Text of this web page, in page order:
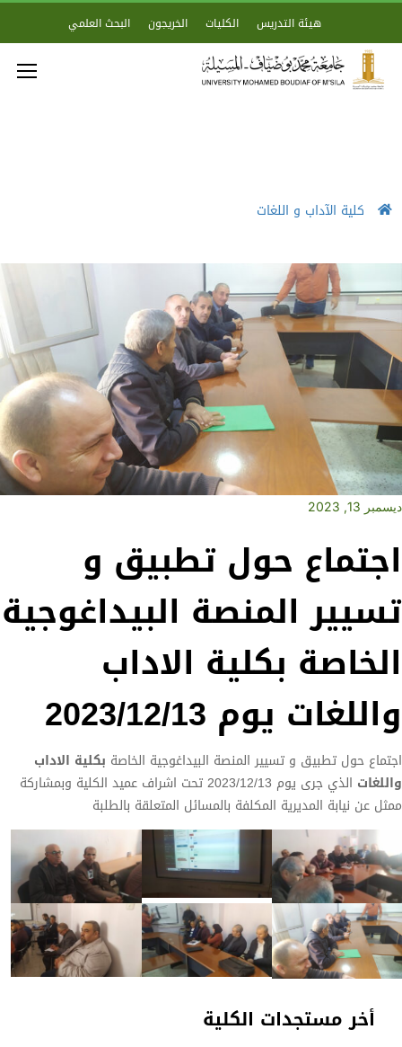
هيئة التدريس الكليات الخريجون البحث العلمي
كلية الآداب و اللغات
أخر مستجدات الكلية
ديسمبر 13, 2023
اجتماع حول تطبيق و
تسيير المنصة البيداغوجية
الخاصة بكلية الاداب
واللغات يوم 2023/12/13
اجتماع حول تطبيق و تسيير المنصة البيداغوجية الخاصة بكلية الاداب
واللغات
الذي جرى يوم 2023/12/13 تحت اشراف عميد الكلية وبمشاركة
ممثل عن نيابة المديرية المكلفة بالمسائل المتعلقة بالطلبة